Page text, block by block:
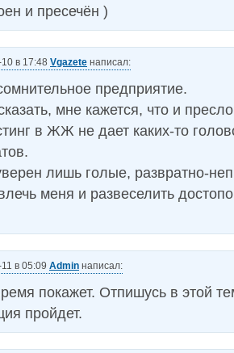
и пресечён )
в 17:48 Vgazete написал:
предприятие.
мне кажется, что и
в ЖЖ не дает каких-то
лишь голые, развратно-
меня и развеселить
в 05:09 Admin написал:
покажет. Отпишусь в этой
пройдет.